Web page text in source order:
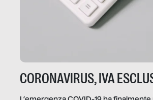
CORONAVIRUS, IVA